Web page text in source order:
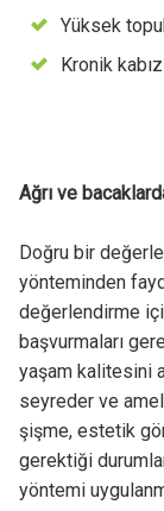
Yüksek
Kronik
Ağrı ve
Doğru bir
yönteminden
değerlendirme
başvurmaları
yaşam kalitesini
seyreder ve
şişme, estetik
gerektiği
yöntemi